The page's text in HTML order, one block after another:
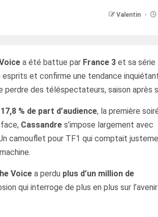
Valentin
a été battue par France 3et sa série
esprits et confirme une tendance
des téléspectateurs, saison après
% de part d’audience, la première
Cassandres’impose largement avec
camouflet pour TF1 qui comptait
Voicea perdu plus d’un million de
qui interroge de plus en plus sur